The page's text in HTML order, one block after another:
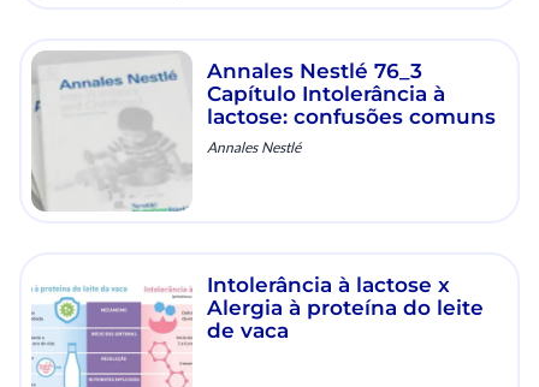
Annales Nestlé 76_3
Capítulo Intolerância à
lactose: confusões comuns
Annales Nestlé
Intolerância à lactose x
Alergia à proteína do leite
de vaca